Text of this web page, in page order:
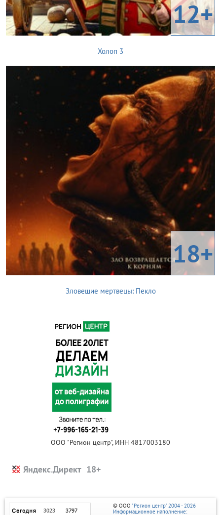
12+
Холоп 3
18+
Зловещие мертвецы: Пекло
ООО "Регион центр", ИНН 4817003180
Яндекс.Директ
© ООО "Регион центр" 2004 - 2026
Информационное наполнение: